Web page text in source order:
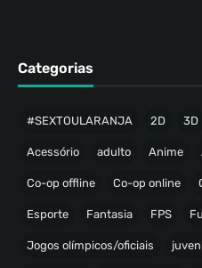
Categorias
#SEXTOULARANJA 2D 3D
Acessório adulto Anime
Co-op offline Co-op online
Esporte Fantasia FPS
Jogos olímpicos/oficiais